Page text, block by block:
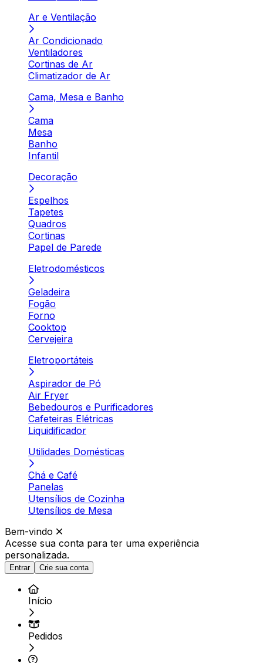
Ar e Ventilação
Ar Condicionado
Ventiladores
Cortinas de Ar
Climatizador de Ar
Cama, Mesa e Banho
Cama
Mesa
Banho
Infantil
Decoração
Espelhos
Tapetes
Quadros
Cortinas
Papel de Parede
Eletrodomésticos
Geladeira
Fogão
Forno
Cooktop
Cervejeira
Eletroportáteis
Aspirador de Pó
Air Fryer
Bebedouros e Purificadores
Cafeteiras Elétricas
Liquidificador
Utilidades Domésticas
Chá e Café
Panelas
Utensílios de Cozinha
Utensílios de Mesa
Bem-vindo
Acesse sua conta para ter uma experiência
personalizada.
Entrar Crie sua conta
Início
Pedidos